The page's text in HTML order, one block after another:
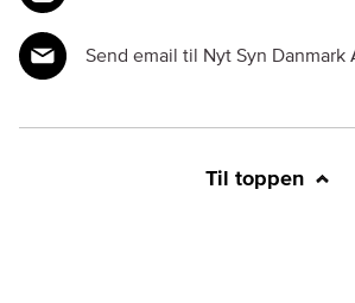
Send email til Nyt Syn Danmark
Til toppen